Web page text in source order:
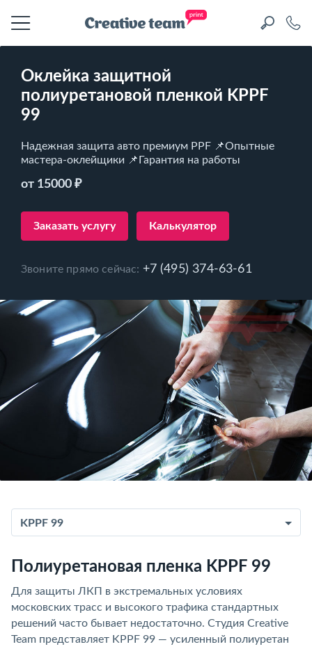
Оклейка защитной
полиуретановой пленкой KPPF
99
Надежная защита авто премиум PPF 📌Опытные
мастера-оклейщики 📌Гарантия на работы
от 15000 ₽
Заказать услугу Калькулятор
Звоните прямо сейчас: +7 (495) 374-63-61
KPPF 99
Полиуретановая пленка KPPF 99
Для защиты ЛКП в экстремальных условиях
московских трасс и высокого трафика стандартных
решений часто бывает недостаточно. Студия Creative
Team представляет KPPF 99 — усиленный полиуретан